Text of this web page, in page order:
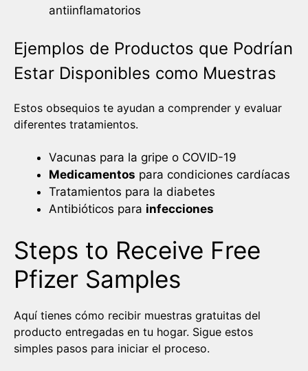
antiinflamatorios
Ejemplos de Productos que Podrían
Estar Disponibles como Muestras
Estos obsequios te ayudan a comprender y evaluar
diferentes tratamientos.
Vacunas para la gripe o COVID-19
Medicamentos para condiciones cardíacas
Tratamientos para la diabetes
Antibióticos para infecciones
Steps to Receive Free
Pfizer Samples
Aquí tienes cómo recibir muestras gratuitas del
producto entregadas en tu hogar. Sigue estos
simples pasos para iniciar el proceso.